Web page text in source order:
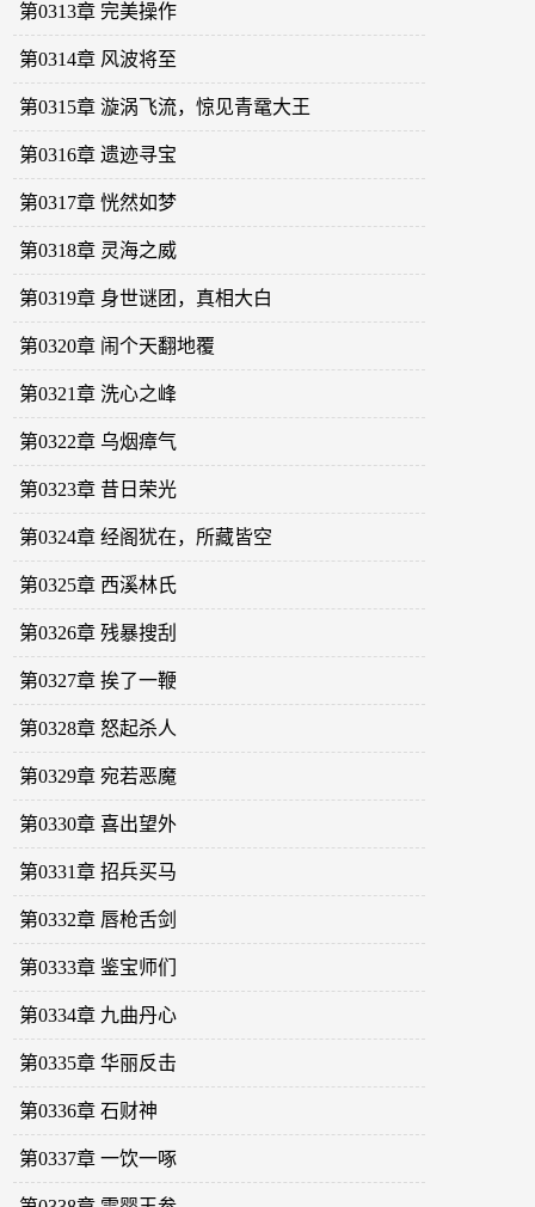
第0313章 完美操作
第0314章 风波将至
第0315章 漩涡飞流，惊见青鼋大王
第0316章 遗迹寻宝
第0317章 恍然如梦
第0318章 灵海之威
第0319章 身世谜团，真相大白
第0320章 闹个天翻地覆
第0321章 洗心之峰
第0322章 乌烟瘴气
第0323章 昔日荣光
第0324章 经阁犹在，所藏皆空
第0325章 西溪林氏
第0326章 残暴搜刮
第0327章 挨了一鞭
第0328章 怒起杀人
第0329章 宛若恶魔
第0330章 喜出望外
第0331章 招兵买马
第0332章 唇枪舌剑
第0333章 鉴宝师们
第0334章 九曲丹心
第0335章 华丽反击
第0336章 石财神
第0337章 一饮一啄